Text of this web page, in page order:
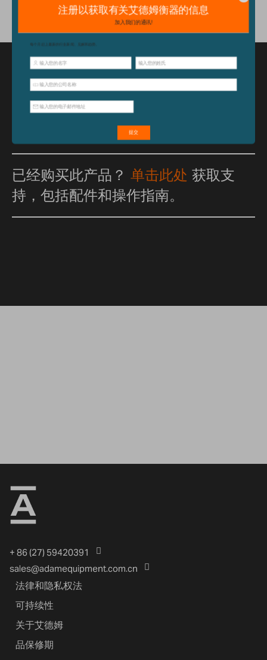
特点和优点
已经购买此产品？ 单击此处 获取支
持，包括配件和操作指南。
+ 86 (27) 59420391
sales@adamequipment.com.cn
法律和隐私权法
可持续性
关于艾德姆
品保修期